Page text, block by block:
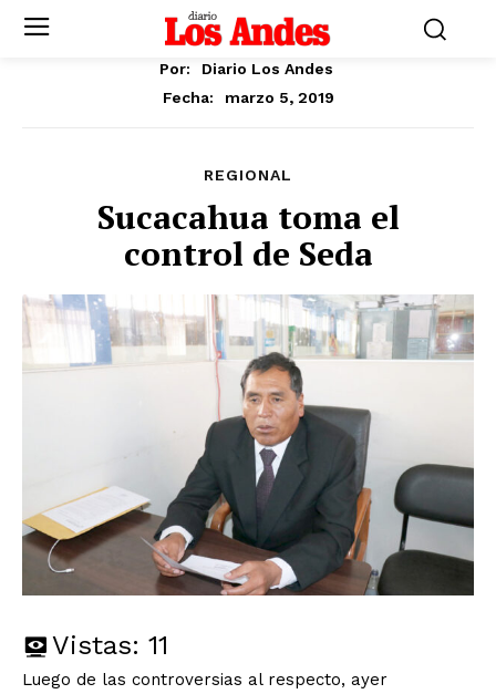
Por:
Diario Los Andes
Fecha:
marzo 5, 2019
REGIONAL
Sucacahua toma el
control de Seda
Vistas: 11
Luego de las controversias al respecto, ayer